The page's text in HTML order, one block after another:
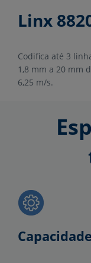
Linx
Codifica até 3
1,8 mm a 20 mm
6,25 m/s.